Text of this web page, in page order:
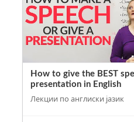
How to give the BEST
presentation in English
Лекции по англиски јазик